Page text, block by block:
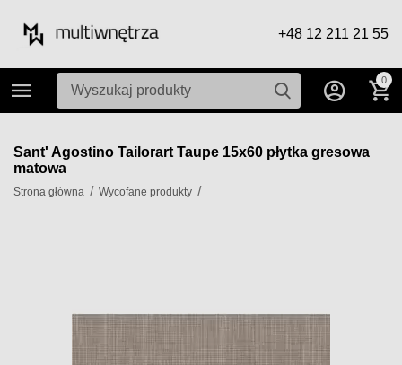
+48 12 211 21 55
0
Sant' Agostino Tailorart Taupe 15x60 płytka gresowa
matowa
Strona główna / Wycofane produkty /